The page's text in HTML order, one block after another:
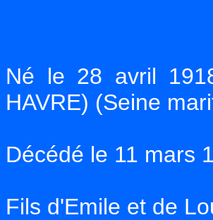
Né le 28 avril
HAVRE) (Seine
Décédé le 11 mars
Fils d'Emile et de